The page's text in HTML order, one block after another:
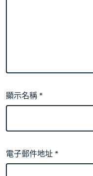
顯示名稱*
電子郵件地址*